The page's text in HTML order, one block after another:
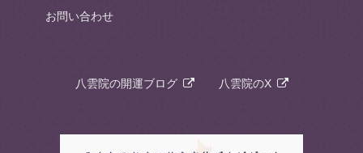
お問い合わせ
八雲院の開運ブログ 八雲院のX